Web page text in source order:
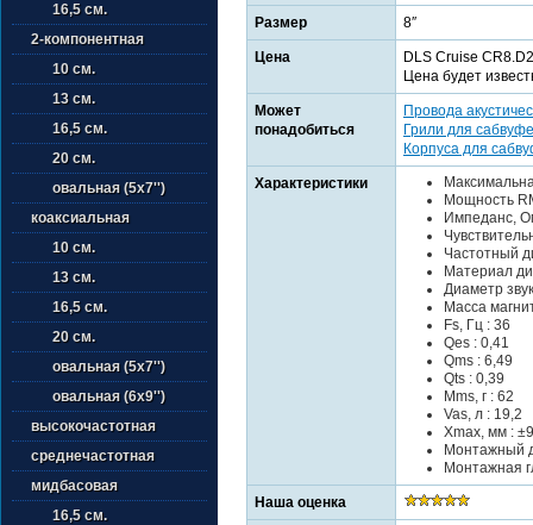
16,5 см.
2-компонентная
10 см.
13 см.
16,5 см.
20 см.
овальная (5х7'')
коаксиальная
10 см.
13 см.
16,5 см.
20 см.
овальная (5х7'')
овальная (6х9'')
высокочастотная
среднечастотная
мидбасовая
16,5 см.
Размер 8″
Цена
DLS Cruise
Цена будет
Может
понадобиться
Провода
Грили для
Корпуса для
Характеристики
Мощность
Импеданс,
Частотный
Материал
Диаметр
Масса
Fs, Гц : 36
Qes : 0,41
Qms : 6,49
Qts : 0,39
Mms, г : 62
Vas, л : 19,2
Xmax, мм : ±9
Монтажный
Монтажная
Наша оценка